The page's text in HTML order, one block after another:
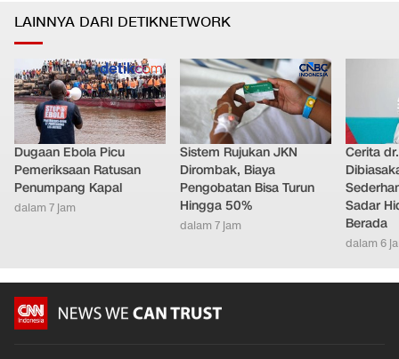
LAINNYA DARI DETIKNETWORK
Dugaan Ebola Picu
Pemeriksaan Ratusan
Penumpang Kapal
dalam 7 jam
Sistem Rujukan JKN
Dirombak, Biaya
Pengobatan Bisa Turun
Hingga 50%
dalam 7 jam
Cerita
Sadar
Berada
dalam 6